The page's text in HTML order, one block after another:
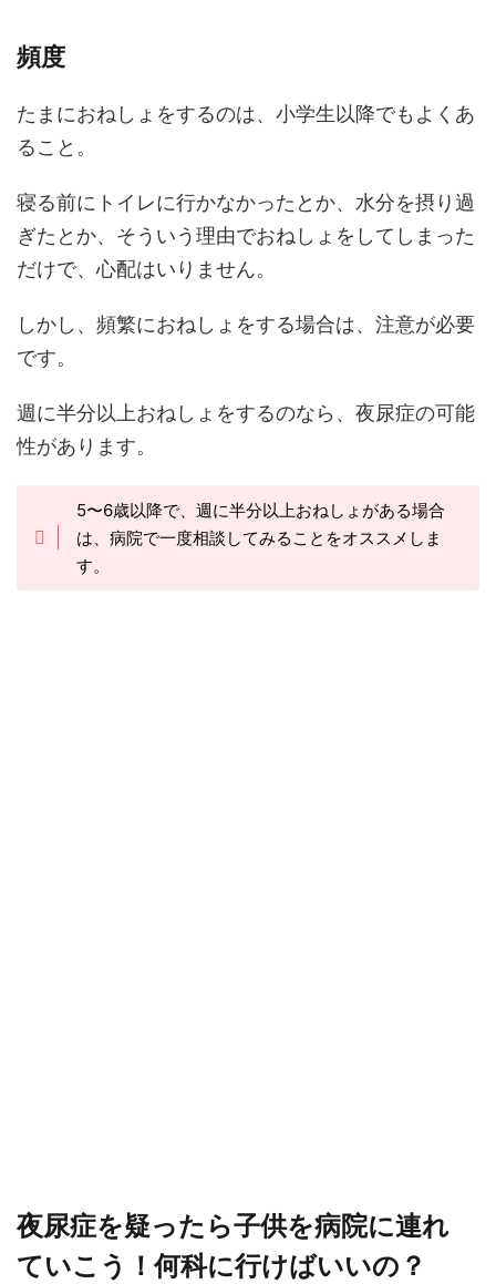
頻度
たまにおねしょをするのは、小学生以降でもよくあ
ること。
寝る前にトイレに行かなかったとか、水分を摂り過
ぎたとか、そういう理由でおねしょをしてしまった
だけで、心配はいりません。
しかし、頻繁におねしょをする場合は、注意が必要
です。
週に半分以上おねしょをするのなら、夜尿症の可能
性があります。
5〜6歳以降で、週に半分以上おねしょがある場合
は、病院で一度相談してみることをオススメしま
す。
夜尿症を疑ったら子供を病院に連れ
ていこう！何科に行けばいいの？